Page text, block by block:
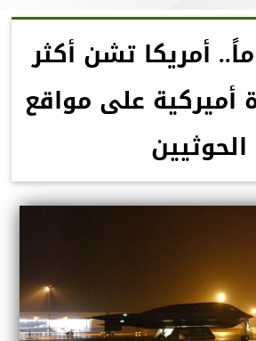
19 يوماً.. أمريكا تشن أكثر
غارة أميركية على مواقع
الحوثيين